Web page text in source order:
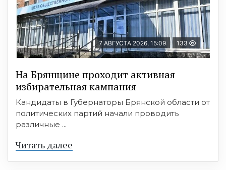
7 АВГУСТА 2026, 15:09 133
На Брянщине проходит активная
избирательная кампания
Кандидаты в Губернаторы Брянской области от
политических партий начали проводить
различные ...
Читать далее